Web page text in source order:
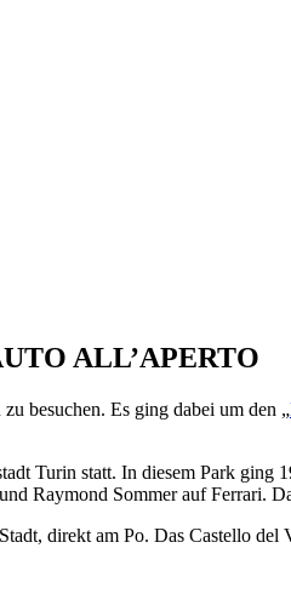
ALL’APERTO
besuchen. Es ging dabei um den „
Turin statt. In diesem Park
Raymond Sommer auf Ferrari.
direkt am Po. Das Castello